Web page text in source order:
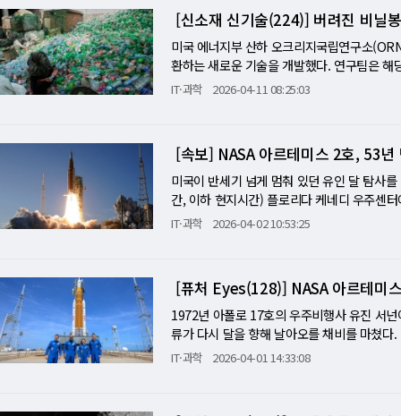
생명체의 존재를 뜻하지는 않는다. 그러나
졌다. 별이 태어나고, 행성이 형성되고, 바다
리트룰로스의 검출은 그 조각 가운데 하나를
부를 이루는 당이나 생명의 기원에 더 직접
발견됐다면, 더 많은 당과 유기분자도 숨어
우주의 속삭임이다.
이번 발견이 중요한 이유는 초기 우주의 성
리로 빛나는 은하라면, 초기 우주에서 은하
니라 가스 고치에 둘러싸인 성장 중인 블랙
의 주인을 잘못 보고 있었을 가능성이 커진
은 단순한 안도의 표현이 아니다. 우주의 새
모델에 가장 잘 들어맞는다고 보면서도, 다
대한 정밀 스펙트럼이 쌓이면 이 천체들의
각 하나가 제자리를 찾아간 단계다. 제임스
넘는 시간을 건너와 인간의 눈앞에 작은 붉
생 이후 빠르게 자라던 구조들의 흔적이 겹
있다.
오염된 폐지 수입 문제까지 함께 통제해야
을 둘러싼 이해관계가 복잡하게 얽혀 있기
라스틱 폐기물 재활용률은 5∼6% 수준으로
도 재활용률은 7∼9% 수준에 머물 것으로 분
한다는 것이다. 재활용이 어려운 제품을 생
렇게 확보한 재원은 재활용 인프라 확충과
리건, 캘리포니아, 콜로라도, 미네소타, 워싱
도의 효과가 나타나기까지는 시간이 필요하
야 승인됐고, 첫 비용 납부는 2026년 중반부
제 폐기물 거래의 투명성을 높이는 일이 글
장치를 고장 내기 일쑤였다. 궈춘레이 교수
한 수를 찾았다. 책상 위에 쏟은 커피 한 방울
얼룩이 남는다. 물방울의 가장자리에서 증발
쪽 테두리로 강제로 밀려 나가기 때문에 생
다. 물이 증발하는 중심부(활성 영역)에서 물
태계 파괴하던 '독성 폐수', '하얀 석유' 광산
물을 거르는 과정에서 소금기가 평소보다
로 뿜어냈다. 이 독성 폐수가 다시 바다로 방
치는 수분을 100% 바싹 말려 증발시키기 때
저널 A'에 발표한 연계 연구를 통해, 검은 금
이 나노 입자는 수많은 미네랄 성분 중 오직
수) 물을 이용해 실험한 결과, 담수화 후 남
현재 전 세계 배터리용 리튬 가공 시장의
글로벌 배터리 동맹국들이 무한한 바닷물에
e)'이 기원"이라고 설명했다. 이는 단단했
지표면까지 직행할 수 있는 거대한 '고속도
지금 이 순간에도 무서운 기세로 땅을 쪼개
처럼 얇아진 땅…케냐의 '넥킹(Necking)' 현
African Rift System)에서도 끔찍하고도 경
정 연구원 팀은 지난 4월 '네이처 커뮤니케
곡(Turkana Rift)' 지층 구조를 공개했다. 이
그렸다. 분석 결과, 열곡 중심부의 지각 두
비하면 절반에도 못 미치는 얇은 수치다. 지
쪽에서 잡아당기면 가운데가 목처럼 가늘어
이 완전히 찢어지고 지표면이 해수면보다
아프리카를 두 개의 대륙으로 영원히 갈라
을 찢어놓는 이 거대한 파괴의 과정이 역설
어지고 땅이 푹 꺼지면서 생긴 거대한 계곡
적물이 빠르게 쌓여갔다. 이러한 지질학적
각 월간·분기 기준 최대였다고 지난 10일 발
중이 각각 25%, 36%, 13%로, 이들 첨단 공
과 첨단 패키징 기술에 대한 수요가 여전히
I 투자 붐이 꺾이지 않았다고 봤다. 전쟁 여
MC가 이를 견딜 수 있을 것이라는 관측도
했다. 웨이저자(魏哲家) TSMC 회장은 "중
세우고 있다"면서도 "AI 관련 수요는 여전히
것이라는 강한 확신을 유지하고 있다"고 밝
0억 원)로 사상 최대치를 또 한 번 새로 쓸
는 지난 1월 실적 발표 당시 올해 자본지출
준에 이르고 있다. 하지만 미국 뉴욕증시에
등에 힘입어 대만 증시 시가총액은 전날 기
026조원)를 제치고 세계 7위로 올라섰다고
미국 에너지부 산하 오크리지국립연구소
환하는 새로운 기술을 개발했다. 연구팀은
됐다. 비닐봉지·도마의 원료 '폴리에틸렌'이
에서는 용매와 촉매 역할을 동시에 수행했
틸렌 연료화 기술인 열분해(pyrolysis)가
정을 구현한 셈이다. 실험실 조건에서 휘발
염 기반 고부가 화학물질 생산" 이번 기술
때문이다. 공동 교신저자인 ORNL 직원 과
분광법(soft X-ray spectroscopy)과 핵자기
한 산성 촉매 부위를 형성하고, 이 부위가
ling)와 중성자 산란(neutron scattering) 분
료로 전환되는 경로도 확인했다. "스케일업
실험(MSRE)을 통해 용융염 연구를 선도해
IT·과학 2026-04-11 08:25:03
[속보] NASA 아르테미스 2호, 53
미국이 반세기 넘게 멈춰 있던 유인 달 탐사
간, 이하 현지시간) 플로리다 케네디 우주센
에는 리드 와이즈먼을 비롯해 빅터 글로버,
했으나, NASA는 임무 수행에는 지장이 없
세 가지 의미 아르테미스 2호 발사는 단순한
인 달 탐사를 다시 잇는 분기점이자, 미국의
상징적 사건이다. NASA는 1일 오후 6시
르테미스 2호를 쏘아 올렸다. 발사 직후 로켓
IT·과학 2026-04-02 10:53:25
[퓨처 Eyes(128)] NASA 아르테미
1972년 아폴로 17호의 우주비행사 유진 서
류가 다시 달을 향해 날아오를 채비를 마쳤
동부 시각 기준 4월 1일 오후 6시 24분(한국
IT·과학 2026-04-01 14:33:08